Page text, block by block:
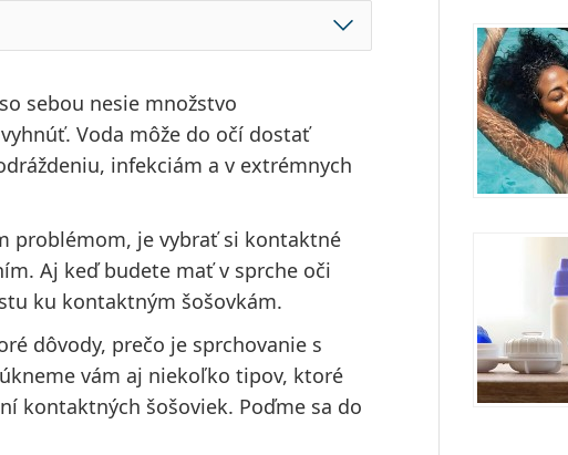
so sebou nesie množstvo
Voda môže do očí dostať
infekciám a v extrémnych
problémom, je vybrať si kontaktné
Aj keď budete mať v sprche oči
ku kontaktným šošovkám.
dôvody, prečo je sprchovanie s
vám aj niekoľko tipov, ktoré
kontaktných šošoviek. Poďme sa do